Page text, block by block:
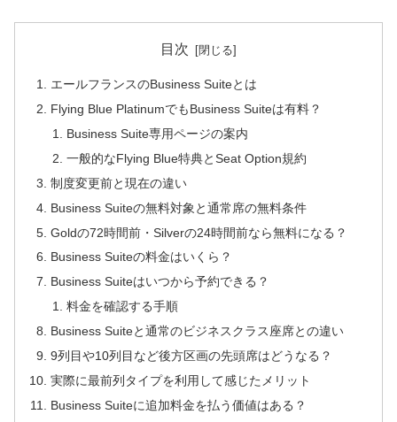
目次
エールフランスのBusiness Suiteとは
Flying Blue PlatinumでもBusiness Suiteは有料？
Business Suite専用ページの案内
一般的なFlying Blue特典とSeat Option規約
制度変更前と現在の違い
Business Suiteの無料対象と通常席の無料条件
Goldの72時間前・Silverの24時間前なら無料になる？
Business Suiteの料金はいくら？
Business Suiteはいつから予約できる？
料金を確認する手順
Business Suiteと通常のビジネスクラス座席との違い
9列目や10列目など後方区画の先頭席はどうなる？
実際に最前列タイプを利用して感じたメリット
Business Suiteに追加料金を払う価値はある？